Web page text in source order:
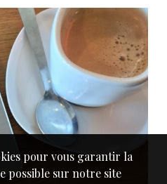
pour vous garantir la
possible sur notre site